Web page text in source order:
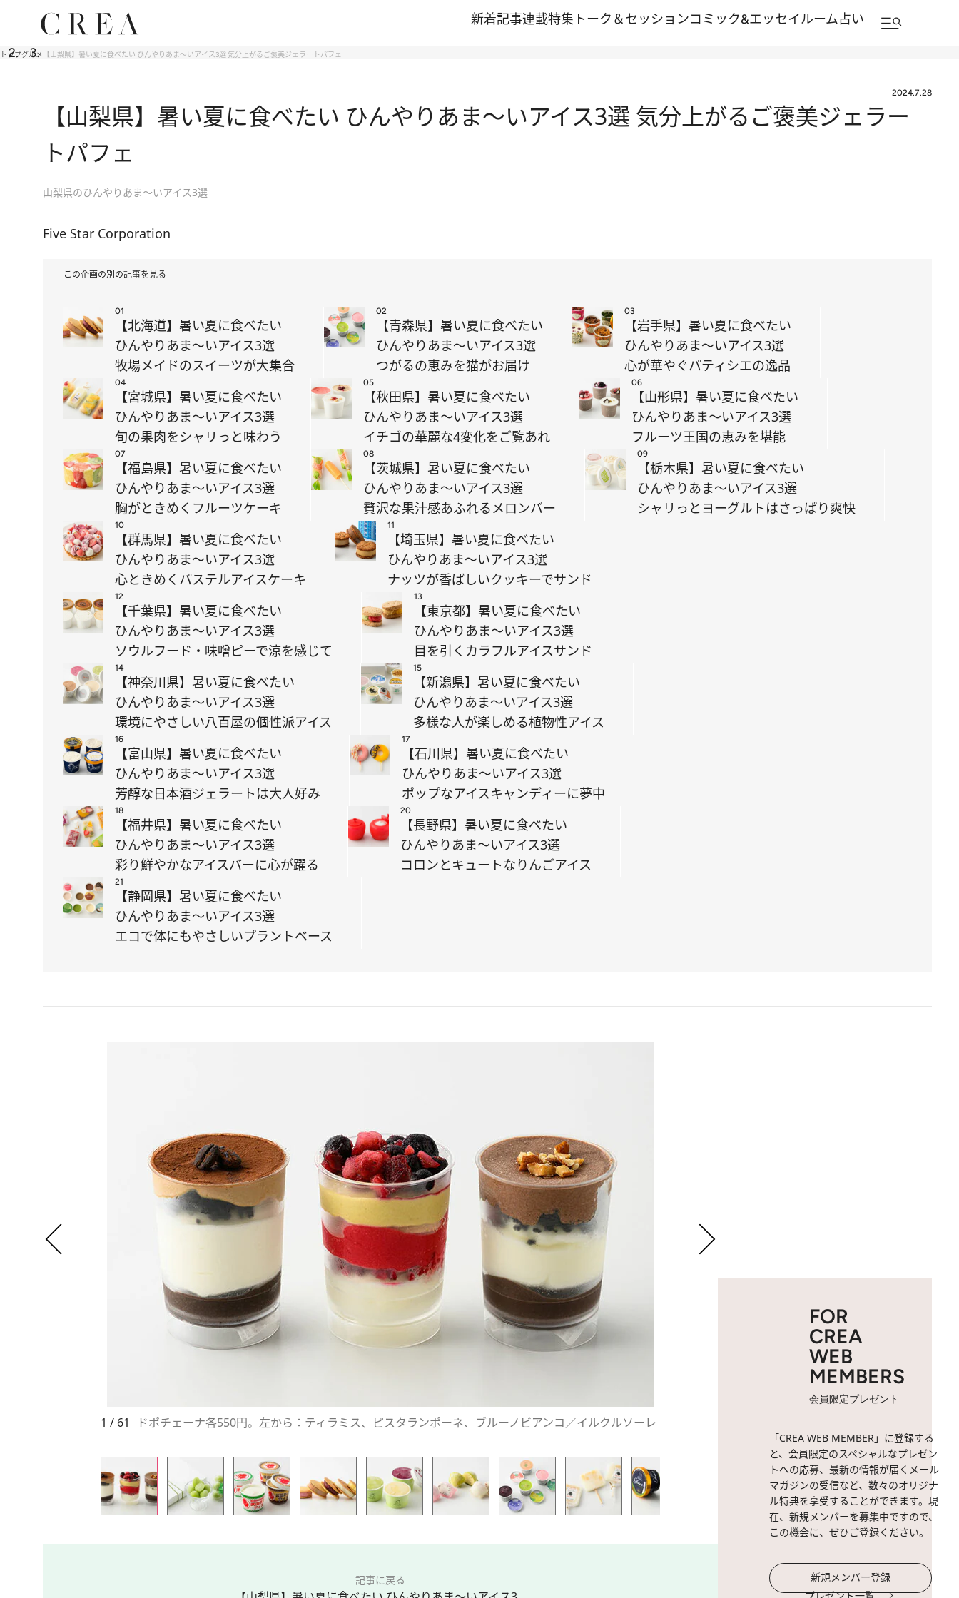
新着記事連載特集 トーク＆セッションコミック&エッセイルーム占い
トップグルメ 【山梨県】暑い夏に食べたい ひんやりあま～いアイス3選 気分上がるご褒美ジェラートパフェ
2024.7.28
【山梨県】暑い夏に食べたい ひんやりあま～いアイス3選 気分上がるご褒美ジェラー
トパフェ
山梨県のひんやりあま～いアイス3選
Five Star Corporation
この企画の別の記事を見る
01
【北海道】暑い夏に食べたい
ひんやりあま～いアイス3選
牧場メイドのスイーツが大集合
02
【青森県】暑い夏に食べたい
ひんやりあま～いアイス3選
つがるの恵みを猫がお届け
03
【岩手県】暑い夏に食べたい
ひんやりあま～いアイス3選
心が華やぐパティシエの逸品
04
【宮城県】暑い夏に食べたい
ひんやりあま～いアイス3選
旬の果肉をシャリっと味わう
05
【秋田県】暑い夏に食べたい
ひんやりあま～いアイス3選
イチゴの華麗な4変化をご覧あれ
06
【山形県】暑い夏に食べたい
ひんやりあま～いアイス3選
フルーツ王国の恵みを堪能
07
【福島県】暑い夏に食べたい
ひんやりあま～いアイス3選
胸がときめくフルーツケーキ
08
【茨城県】暑い夏に食べたい
ひんやりあま～いアイス3選
贅沢な果汁感あふれるメロンバー
09
【栃木県】暑い夏に食べたい
ひんやりあま～いアイス3選
シャリっとヨーグルトはさっぱり爽快
10
【群馬県】暑い夏に食べたい
ひんやりあま～いアイス3選
心ときめくパステルアイスケーキ
11
【埼玉県】暑い夏に食べたい
ひんやりあま～いアイス3選
ナッツが香ばしいクッキーでサンド
12
【千葉県】暑い夏に食べたい
ひんやりあま～いアイス3選
ソウルフード・味噌ピーで涼を感じて
13
【東京都】暑い夏に食べたい
ひんやりあま～いアイス3選
目を引くカラフルアイスサンド
14
【神奈川県】暑い夏に食べたい
ひんやりあま～いアイス3選
環境にやさしい八百屋の個性派アイス
15
【新潟県】暑い夏に食べたい
ひんやりあま～いアイス3選
多様な人が楽しめる植物性アイス
16
【富山県】暑い夏に食べたい
ひんやりあま～いアイス3選
芳醇な日本酒ジェラートは大人好み
17
【石川県】暑い夏に食べたい
ひんやりあま～いアイス3選
ポップなアイスキャンディーに夢中
18
【福井県】暑い夏に食べたい
ひんやりあま～いアイス3選
彩り鮮やかなアイスバーに心が躍る
20
【長野県】暑い夏に食べたい
ひんやりあま～いアイス3選
コロンとキュートなりんごアイス
21
【静岡県】暑い夏に食べたい
ひんやりあま～いアイス3選
エコで体にもやさしいプラントベース
1 / 61 ドポチェーナ各550円。左から：ティラミス、ピスタランポーネ、ブルーノビアンコ／イルクルソーレ
ヴァインヤード
記事に戻る
FOR
CREA
WEB
MEMBERS
会員限定プレゼント
「CREA WEB MEMBER」に登録する
と、会員限定のスペシャルなプレゼン
トへの応募、最新の情報が届くメール
マガジンの受信など、数々のオリジナ
ル特典を享受することができます。現
在、新規メンバーを募集中ですので、
この機会に、ぜひご登録ください。
新規メンバー登録